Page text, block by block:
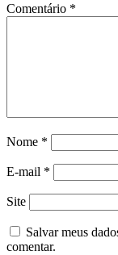
Comentário *
Nome *
E-mail *
Site
Salvar meus
comentar.